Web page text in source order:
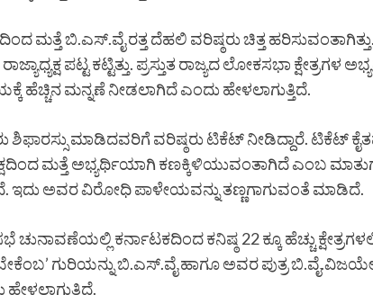
ಮತ್ತೆ ಬಿ.ಎಸ್.ವೈ ರತ್ತ ದೆಹಲಿ ವರಿಷ್ಠರು ಚಿತ್ತ
ಪಟ್ಟ ಕಟ್ಟಿತ್ತು. ಪ್ರಸ್ತುತ ರಾಜ್ಯದ ಲೋಕಸಭಾ
ಹೆಚ್ಚಿನ ಮನ್ನಣೆ ನೀಡಲಾಗಿದೆ ಎಂದು ಹೇಳಲಾಗುತ್ತಿದೆ.
ಶಿಫಾರಸ್ಸು ಮಾಡಿದವರಿಗೆ ವರಿಷ್ಠರು ಟಿಕೆಟ್ ನೀಡಿದ್ದಾರೆ. ಟಿಕೆಟ್
ಮತ್ತೆ ಅಭ್ಯರ್ಥಿಯಾಗಿ ಕಣಕ್ಕಿಳಿಯುವಂತಾಗಿದೆ ಎಂಬ
ಇದು ಅವರ ವಿರೋಧಿ ಪಾಳೇಯವನ್ನು ತಣ್ಣಗಾಗುವಂತೆ ಮಾಡಿದೆ.
ಚುನಾವಣೆಯಲ್ಲಿ ಕರ್ನಾಟಕದಿಂದ ಕನಿಷ್ಠ 22 ಕ್ಕೂ ಹೆಚ್ಚು
ಗುರಿಯನ್ನು ಬಿ.ಎಸ್.ವೈ ಹಾಗೂ ಅವರ ಪುತ್ರ